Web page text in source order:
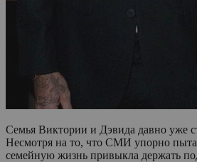
Семья Виктории и Дэвида давно уже
Несмотря на то, что СМИ упорно
семейную жизнь привыкла держать